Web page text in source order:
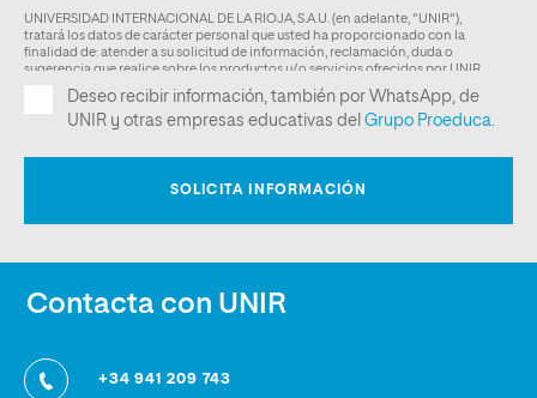
Contacta con UNIR
+34 941 209 743